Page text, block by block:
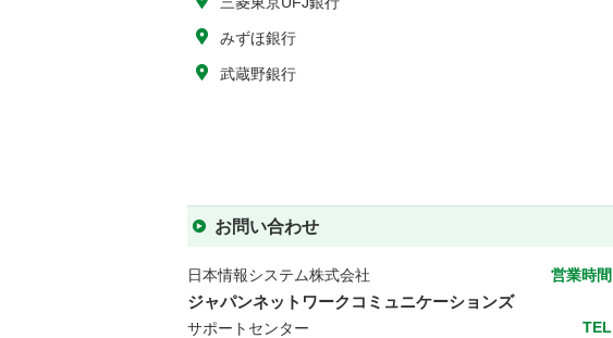
みずほ銀行
武蔵野銀行
お問い合わせ
日本情報システム株式会社
ジャパンネットワークコミュニケーションズ
サポートセンター
営業時間
TEL